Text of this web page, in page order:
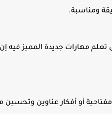
ومناسبة.
مهارات جديدة المميز فيه
أو أفكار عناوين